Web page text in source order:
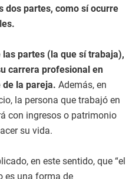
dos partes, como sí ocurre
las partes (la que sí trabaja),
carrera profesional en
la pareja. Además, en
la persona que trabajó en
con ingresos o patrimonio
su vida.
en este sentido, que “el
es una forma de